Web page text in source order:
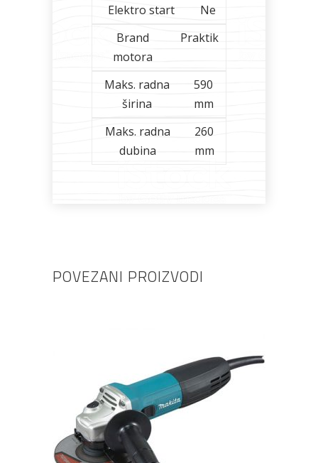
Elektro start
Ne
Brand
motora
Praktik
Maks. radna
širina
590
mm
Maks. radna
dubina
260
mm
POVEZANI PROIZVODI